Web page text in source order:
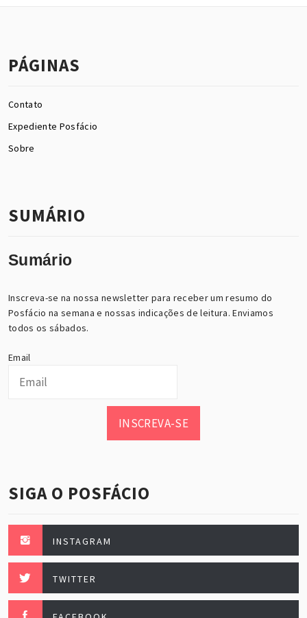
PÁGINAS
Contato
Expediente Posfácio
Sobre
SUMÁRIO
Sumário
Inscreva-se na nossa newsletter para receber um resumo do
Posfácio na semana e nossas indicações de leitura. Enviamos
todos os sábados.
Email
INSCREVA-SE
SIGA O POSFÁCIO
INSTAGRAM
TWITTER